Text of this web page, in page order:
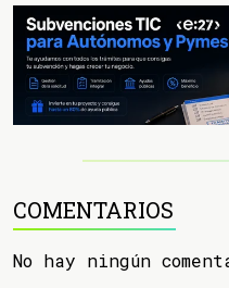
COMENTARIOS
No hay ningún